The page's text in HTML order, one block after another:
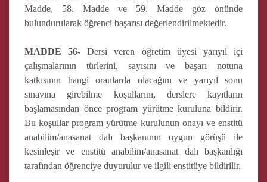
Madde, 58. Madde ve 59. Madde göz önünde
bulundurularak öğrenci başarısı değerlendirilmektedir.
MADDE 56- Dersi veren öğretim üyesi yarıyıl içi
çalışmalarının türlerini, sayısını ve başarı notuna
katkısının hangi oranlarda olacağını ve yarıyıl sonu
sınavına girebilme koşullarını, derslere kayıtların
başlamasından önce program yürütme kuruluna bildirir.
Bu koşullar program yürütme kurulunun onayı ve enstitü
anabilim/anasanat dalı başkanının uygun görüşü ile
kesinleşir ve enstitü anabilim/anasanat dalı başkanlığı
tarafından öğrenciye duyurulur ve ilgili enstitüye bildirilir.